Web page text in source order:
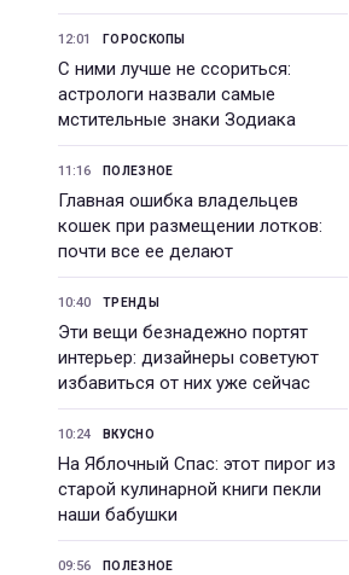
12:01 ГОРОСКОПЫ
С ними лучше не ссориться:
астрологи назвали самые
мстительные знаки Зодиака
11:16 ПОЛЕЗНОЕ
Главная ошибка владельцев
кошек при размещении лотков:
почти все ее делают
10:40 ТРЕНДЫ
Эти вещи безнадежно портят
интерьер: дизайнеры советуют
избавиться от них уже сейчас
10:24 ВКУСНО
На Яблочный Спас: этот пирог из
старой кулинарной книги пекли
наши бабушки
09:56 ПОЛЕЗНОЕ